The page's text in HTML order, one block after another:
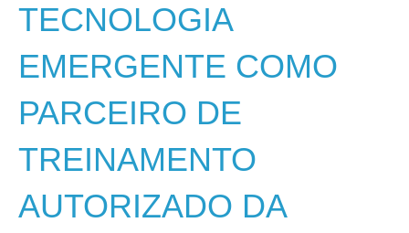
TECNOLOGIA
EMERGENTE COMO
PARCEIRO DE
TREINAMENTO
AUTORIZADO DA